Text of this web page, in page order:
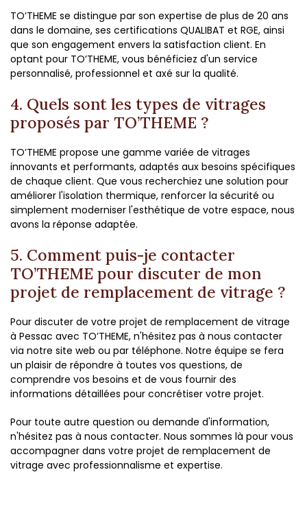
TO’THEME se distingue par son expertise de plus de 20 ans
dans le domaine, ses certifications QUALIBAT et RGE, ainsi
que son engagement envers la satisfaction client. En
optant pour TO’THEME, vous bénéficiez d'un service
personnalisé, professionnel et axé sur la qualité.
4. Quels sont les types de vitrages
proposés par TO’THEME ?
TO’THEME propose une gamme variée de vitrages
innovants et performants, adaptés aux besoins spécifiques
de chaque client. Que vous recherchiez une solution pour
améliorer l'isolation thermique, renforcer la sécurité ou
simplement moderniser l'esthétique de votre espace, nous
avons la réponse adaptée.
5. Comment puis-je contacter
TO’THEME pour discuter de mon
projet de remplacement de vitrage ?
Pour discuter de votre projet de remplacement de vitrage
à Pessac avec TO’THEME, n'hésitez pas à nous contacter
via notre site web ou par téléphone. Notre équipe se fera
un plaisir de répondre à toutes vos questions, de
comprendre vos besoins et de vous fournir des
informations détaillées pour concrétiser votre projet.
Pour toute autre question ou demande d'information,
n'hésitez pas à nous contacter. Nous sommes là pour vous
accompagner dans votre projet de remplacement de
vitrage avec professionnalisme et expertise.